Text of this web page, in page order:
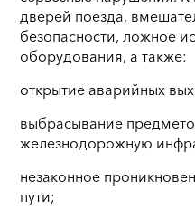
дверей поезда,
безопасности, ложное
оборудования, а также:
открытие аварийных
выбрасывание
железнодорожную
незаконное
пути;